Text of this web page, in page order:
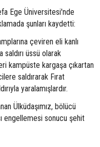
Ege Üniversitesi'nde
şunları kaydetti:
çeviren eli kanlı
üssü olarak
kampüste kargaşa çıkartan
saldırarak Fırat
yaralamışlardır.
Ülküdaşımız, bölücü
engellemesi sonucu şehit